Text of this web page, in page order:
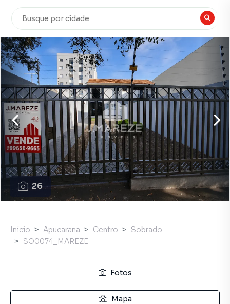
26
Início Apucarana Centro
Sobrado
SO0074_MAREZE
Fotos
Mapa